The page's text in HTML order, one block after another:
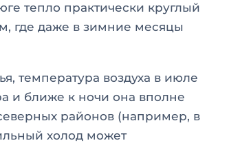
тепло практически круглый
где даже в зимние месяцы
температура воздуха в июле
и ближе к ночи она вполне
районов (например, в
холод может